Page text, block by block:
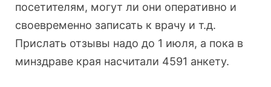
посетителям, могут ли они оперативно и
своевременно записать к врачу и т.д.
Прислать отзывы надо до 1 июля, а пока в
минздраве края насчитали 4591 анкету.